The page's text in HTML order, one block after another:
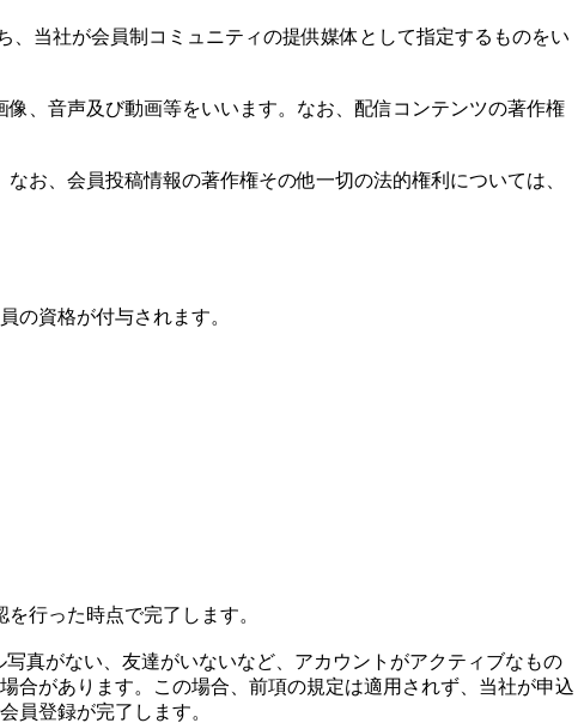
、当社が会員制コミュニティの提供媒体として指定するものをい
、音声及び動画等をいいます。なお、配信コンテンツの著作権
お、会員投稿情報の著作権その他一切の法的権利については、
の資格が付与されます。
行った時点で完了します。
真がない、友達がいないなど、アカウントがアクティブなもの
合があります。この場合、前項の規定は適用されず、当社が申込
員登録が完了します。